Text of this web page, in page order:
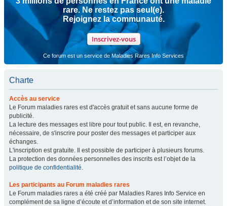
rare. Ne restez pas seul(e).
Rejoignez la communauté.
Inscrivez-vous
Ce forum est un service de Maladies Rares Info Services
Charte
Accès au service
Le Forum maladies rares est d'accès gratuit et sans aucune forme de
publicité.
La lecture des messages est libre pour tout public. Il est, en revanche,
nécessaire, de s'inscrire pour poster des messages et participer aux
échanges.
L'inscription est gratuite. Il est possible de participer à plusieurs forums.
La protection des données personnelles des inscrits est l’objet de la
politique de confidentialité.
Les participants au Forum maladies rares
Le Forum maladies rares a été créé par Maladies Rares Info Service en
complément de sa ligne d’écoute et d’information et de son site internet.